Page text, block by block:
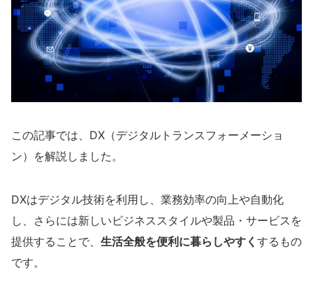
この記事では、DX（デジタルトランスフォーメーショ
ン）を解説しました。
DXはデジタル技術を利用し、業務効率の向上や自動化
し、さらには新しいビジネススタイルや製品・サービスを
提供することで、 生活全般を便利に暮らしやすく するもの
です。